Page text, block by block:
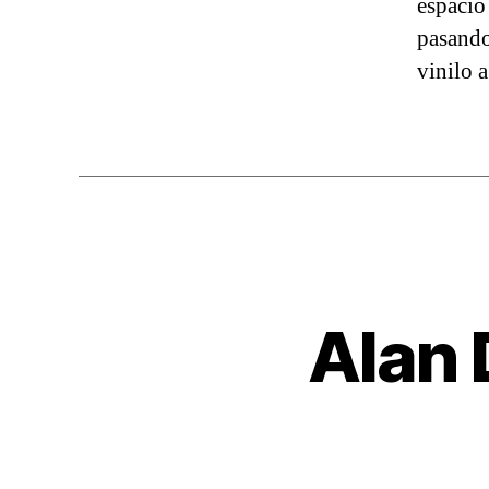
vinilo
Alan